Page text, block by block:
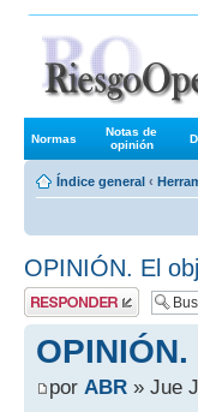
Normas
Notas de
opinión
Índice general ‹
OPINIÓN. El
Publicar una
respuesta
por ABR » Jue